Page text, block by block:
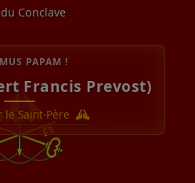
Conclave
PAPAM !
Francis Prevost)
le Saint-Père